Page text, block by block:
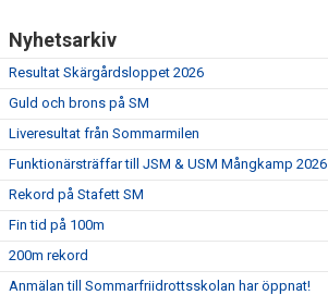
BLODOMLOPPET
FAQ
Nyhetsarkiv
Resultat Skärgårdsloppet 2026
Guld och brons på SM
Liveresultat från Sommarmilen
Funktionärsträffar till JSM & USM Mångkamp 2026
Rekord på Stafett SM
Fin tid på 100m
200m rekord
Anmälan till Sommarfriidrottsskolan har öppnat!